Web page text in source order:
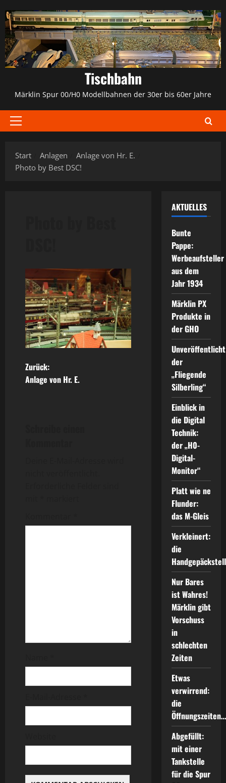
Inhalt
springen
Tischbahn
Märklin Spur 00/H0 Modellbahnen der 30er bis 60er Jahre
Primäres
Start
Anlagen
Anlage von Hr. E.
Photo by Best DSC!
B
s
a
t
i
o
n
Zurück:
Anlage von Hr. E.
AKTUELLES
Bunte
Pappe:
Werbeaufsteller
aus dem
Jahr 1934
Märklin PX
Produkte in
der GHO
der
„Fliegende
Silberling“
Einblick in
die Digital
Technik:
der „H0-
Digital-
Monitor“
Platt wie ne
Flunder:
das M-Gleis
Verkleinert:
die
Nur Bares
ist Wahres!
Märklin gibt
Vorschuss
in
schlechten
Zeiten
Etwas
verwirrend:
die
Öffnungszeiten…
Abgefüllt:
mit einer
Tankstelle
für die Spur